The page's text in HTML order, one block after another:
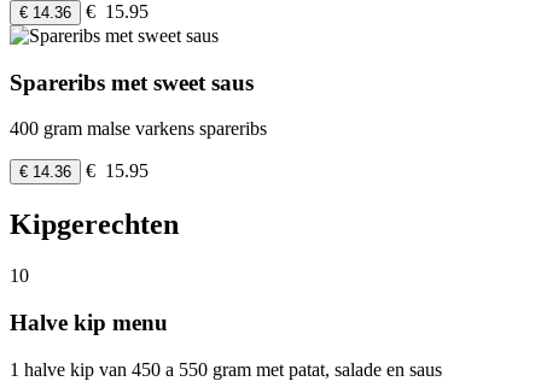
€ 14.36 € 15.95
Spareribs met sweet saus
400 gram malse varkens spareribs
€ 14.36 € 15.95
Kipgerechten
10
Halve kip menu
1 halve kip van 450 a 550 gram met patat, salade en saus